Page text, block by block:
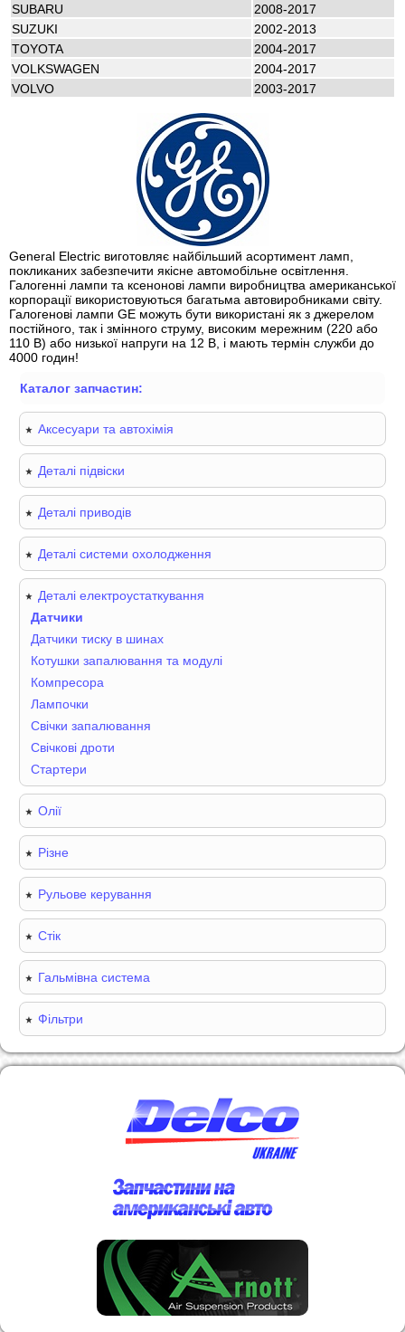
SUBARU
2008-2017
SUZUKI
2002-2013
TOYOTA
2004-2017
VOLKSWAGEN
2004-2017
VOLVO
2003-2017
General Electric виготовляє найбільший асортимент ламп,
покликаних забезпечити якісне автомобільне освітлення.
Галогенні лампи та ксенонові лампи виробництва американської
корпорації використовуються багатьма автовиробниками світу.
Галогенові лампи GE можуть бути використані як з джерелом
постійного, так і змінного струму, високим мережним (220 або
110 В) або низької напруги на 12 В, і мають термін служби до
4000 годин!
Каталог запчастин:
Аксесуари та автохімія
Деталі підвіски
Деталі приводів
Деталі системи охолодження
Деталі електроустаткування
Датчики
Датчики тиску в шинах
Котушки запалювання та модулі
Компресора
Лампочки
Свічки запалювання
Свічкові дроти
Стартери
Олії
Різне
Рульове керування
Стік
Гальмівна система
Фільтри